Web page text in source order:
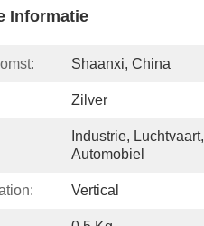
Informatie
Shaanxi, China
Zilver
Industrie, Luchtvaart,
Automobiel
Vertical